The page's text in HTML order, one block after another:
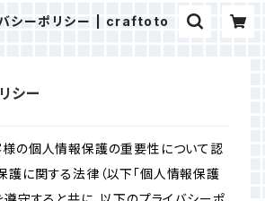
シーポリシー | craftoto
シー
様の個人情報保護の重要性について認
護に関する法律（以下「個人情報保護